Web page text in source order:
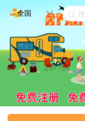
全国